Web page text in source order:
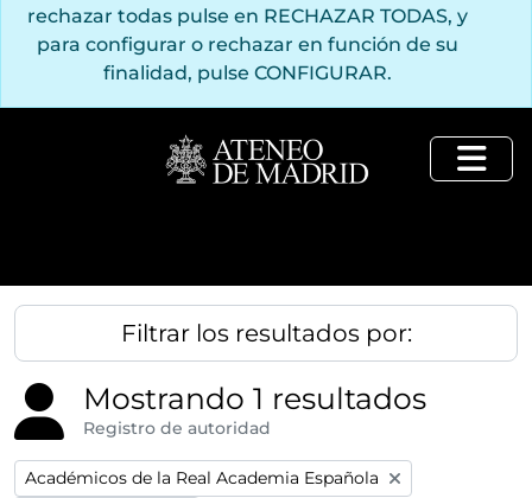
rechazar todas pulse en RECHAZAR TODAS, y
para configurar o rechazar en función de su
finalidad, pulse CONFIGURAR.
Filtrar los resultados por:
Mostrando 1 resultados
Registro de autoridad
Remove filter:
Académicos de la Real Academia Española